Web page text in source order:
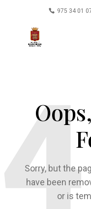
975 34 01
Sorry, but the
have been
or is